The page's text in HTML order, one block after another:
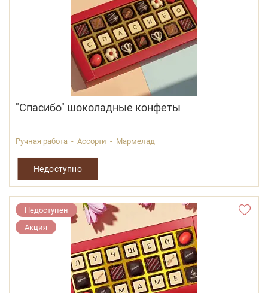
"Спасибо" шоколадные конфеты
Ручная работа - Ассорти - Мармелад
Недоступно
Недоступен
Акция